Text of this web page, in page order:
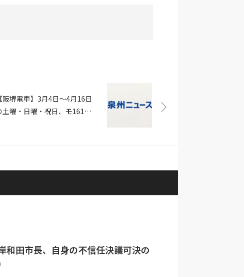
【阪堺電車】3月4日～4月16日
土曜・日曜・祝日、モ161形
和田市長、自身の不信任決議可決の